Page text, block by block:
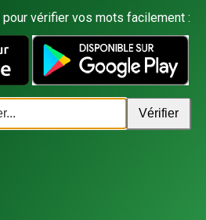
vérifier vos mots facilement :